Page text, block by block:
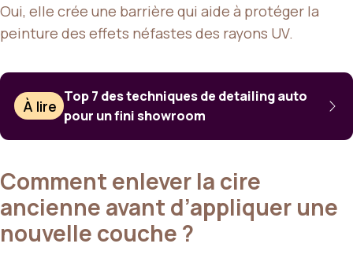
Oui, elle crée une barrière qui aide à protéger la
peinture des effets néfastes des rayons UV.
À lire
Top 7 des techniques de detailing auto
pour un fini showroom
Comment enlever la cire
ancienne avant d’appliquer une
nouvelle couche ?